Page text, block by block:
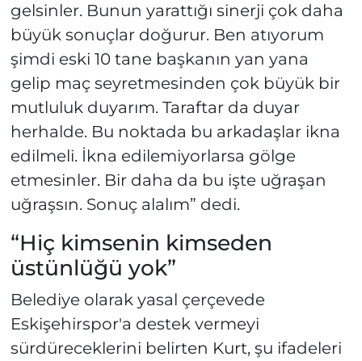
gelsinler. Bunun yarattığı sinerji çok daha
büyük sonuçlar doğurur. Ben atıyorum
şimdi eski 10 tane başkanın yan yana
gelip maç seyretmesinden çok büyük bir
mutluluk duyarım. Taraftar da duyar
herhalde. Bu noktada bu arkadaşlar ikna
edilmeli. İkna edilemiyorlarsa gölge
etmesinler. Bir daha da bu işte uğraşan
uğraşsın. Sonuç alalım” dedi.
“Hiç kimsenin kimseden
üstünlüğü yok”
Belediye olarak yasal çerçevede
Eskişehirspor'a destek vermeyi
sürdüreceklerini belirten Kurt, şu ifadeleri